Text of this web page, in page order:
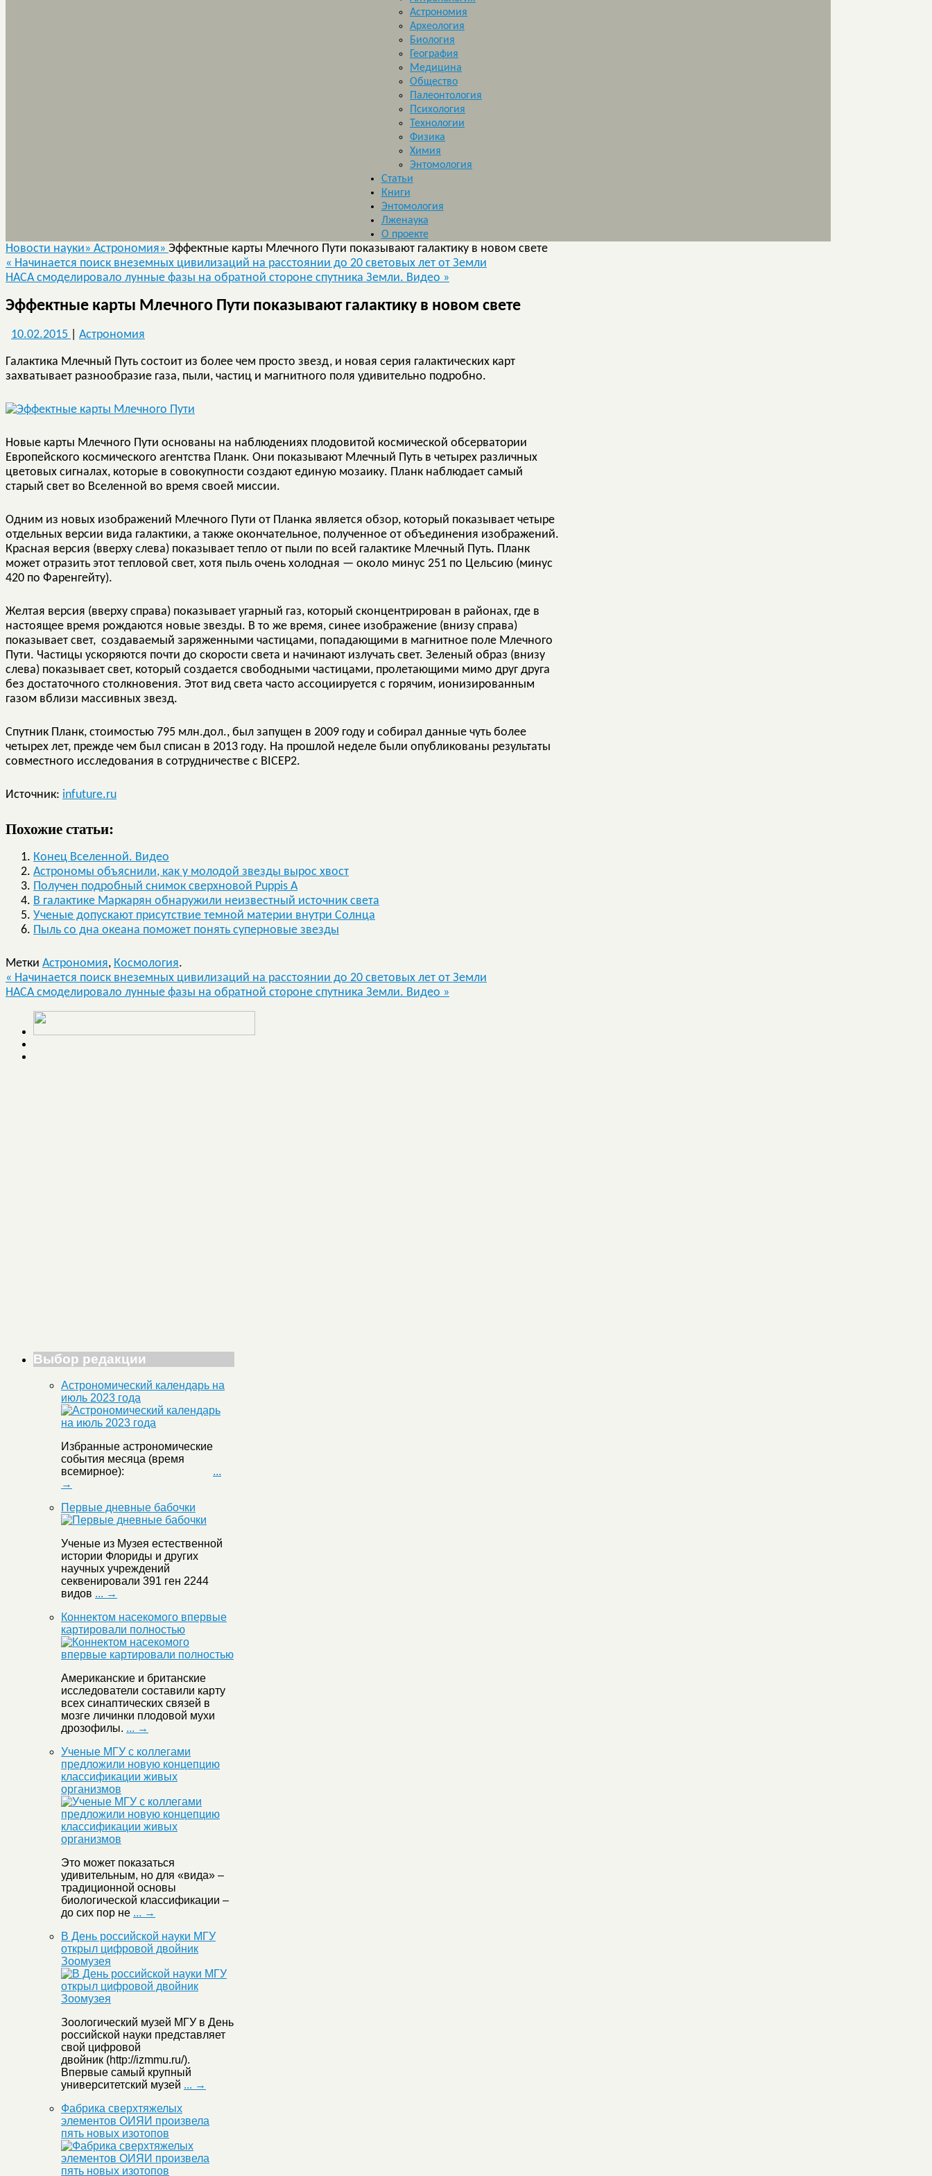
Астрономия
Археология
Биология
География
Медицина
Общество
Палеонтология
Психология
Технологии
Физика
Химия
Энтомология
Статьи
Книги
Энтомология
Лженаука
О проекте
Новости науки» Астрономия» Эффектные карты Млечного Пути показывают галактику в новом свете
« Начинается поиск внеземных цивилизаций на расстоянии до 20 световых лет от Земли
НАСА смоделировало лунные фазы на обратной стороне спутника Земли. Видео »
Эффектные карты Млечного Пути показывают галактику в новом свете
10.02.2015 Астрономия
Галактика Млечный Путь состоит из более чем просто звезд, и новая серия галактических карт
захватывает разнообразие газа, пыли, частиц и магнитного поля удивительно подробно.
Новые карты Млечного Пути основаны на наблюдениях плодовитой космической обсерватории
Европейского космического агентства Планк. Они показывают Млечный Путь в четырех различных
цветовых сигналах, которые в совокупности создают единую мозаику. Планк наблюдает самый
старый свет во Вселенной во время своей миссии.
Одним из новых изображений Млечного Пути от Планка является обзор, который показывает четыре
отдельных версии вида галактики, а также окончательное, полученное от объединения изображений.
Красная версия (вверху слева) показывает тепло от пыли по всей галактике Млечный Путь. Планк
может отразить этот тепловой свет, хотя пыль очень холодная — около минус 251 по Цельсию (минус
420 по Фаренгейту).
Желтая версия (вверху справа) показывает угарный газ, который сконцентрирован в районах, где в
настоящее время рождаются новые звезды. В то же время, синее изображение (внизу справа)
показывает свет, создаваемый заряженными частицами, попадающими в магнитное поле Млечного
Пути. Частицы ускоряются почти до скорости света и начинают излучать свет. Зеленый образ (внизу
слева) показывает свет, который создается свободными частицами, пролетающими мимо друг друга
без достаточного столкновения. Этот вид света часто ассоциируется с горячим, ионизированным
газом вблизи массивных звезд.
Спутник Планк, стоимостью 795 млн.дол., был запущен в 2009 году и собирал данные чуть более
четырех лет, прежде чем был списан в 2013 году. На прошлой неделе были опубликованы результаты
совместного исследования в сотрудничестве с BICEP2.
Источник: infuture.ru
Похожие статьи:
Конец Вселенной. Видео
Астрономы объяснили, как у молодой звезды вырос хвост
Получен подробный снимок сверхновой Puppis A
В галактике Маркарян обнаружили неизвестный источник света
Ученые допускают присутствие темной материи внутри Солнца
Пыль со дна океана поможет понять суперновые звезды
Метки Астрономия, Космология.
« Начинается поиск внеземных цивилизаций на расстоянии до 20 световых лет от Земли
НАСА смоделировало лунные фазы на обратной стороне спутника Земли. Видео »
Выбор редакции
Астрономический календарь на
июль 2023 года
Избранные астрономические
события месяца (время
всемирное): ...
→
Первые дневные бабочки
Ученые из Музея естественной
истории Флориды и других
научных учреждений
секвенировали 391 ген 2244
видов ... →
Коннектом насекомого впервые
картировали полностью
Американские и британские
исследователи составили карту
всех синаптических связей в
мозге личинки плодовой мухи
дрозофилы. ... →
Ученые МГУ с коллегами
предложили новую концепцию
классификации живых
организмов
Это может показаться
удивительным, но для «вида» –
традиционной основы
биологической классификации –
до сих пор не ... →
В День российской науки МГУ
открыл цифровой двойник
Зоомузея
Зоологический музей МГУ в День
российской науки представляет
свой цифровой
двойник (http://izmmu.ru/).
Впервые самый крупный
университетский музей ... →
Фабрика сверхтяжелых
элементов ОИЯИ произвела
пять новых изотопов